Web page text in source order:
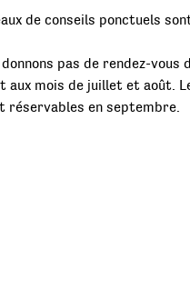
de conseils ponctuels
pas de rendez-vous
aux mois de juillet et août.
réservables en septembre.